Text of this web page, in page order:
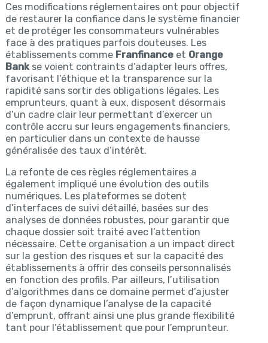
Ces modifications réglementaires ont pour objectif
de restaurer la confiance dans le système financier
et de protéger les consommateurs vulnérables
face à des pratiques parfois douteuses. Les
établissements comme Franfinanceet Orange
Bankse voient contraints d’adapter leurs offres,
favorisant l’éthique et la transparence sur la
rapidité sans sortir des obligations légales. Les
emprunteurs, quant à eux, disposent désormais
d’un cadre clair leur permettant d’exercer un
contrôle accru sur leurs engagements financiers,
en particulier dans un contexte de hausse
généralisée des taux d’intérêt.
La refonte de ces règles réglementaires a
également impliqué une évolution des outils
numériques. Les plateformes se dotent
d’interfaces de suivi détaillé, basées sur des
analyses de données robustes, pour garantir que
chaque dossier soit traité avec l’attention
nécessaire. Cette organisation a un impact direct
sur la gestion des risques et sur la capacité des
établissements à offrir des conseils personnalisés
en fonction des profils. Par ailleurs, l’utilisation
d’algorithmes dans ce domaine permet d’ajuster
de façon dynamique l’analyse de la capacité
d’emprunt, offrant ainsi une plus grande flexibilité
tant pour l’établissement que pour l’emprunteur.